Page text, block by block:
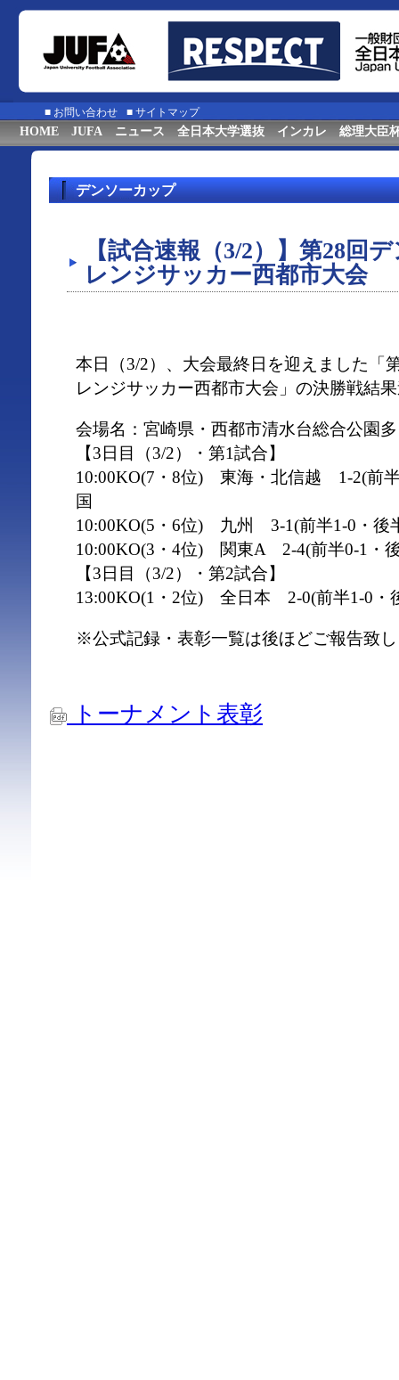
■ お問い合わせ ■ サイトマップ
HOME JUFA ニュース 全日本大学選抜 インカレ 総理大臣
デンソーカップ
【試合速報（3/2）】第28回
レンジサッカー西都市大会
本日（3/2）、大会最終日を迎えました「
レンジサッカー西都市大会」の決勝戦結
会場名：宮崎県・西都市清水台総合公園
【3日目（3/2）・第1試合】
10:00KO(7・8位) 東海・北信越 1-2(前
国
10:00KO(5・6位) 九州 3-1(前半1-0・後
10:00KO(3・4位) 関東A 2-4(前半0-1・
【3日目（3/2）・第2試合】
13:00KO(1・2位) 全日本 2-0(前半1-0
※公式記録・表彰一覧は後ほどご報告致
トーナメント表彰